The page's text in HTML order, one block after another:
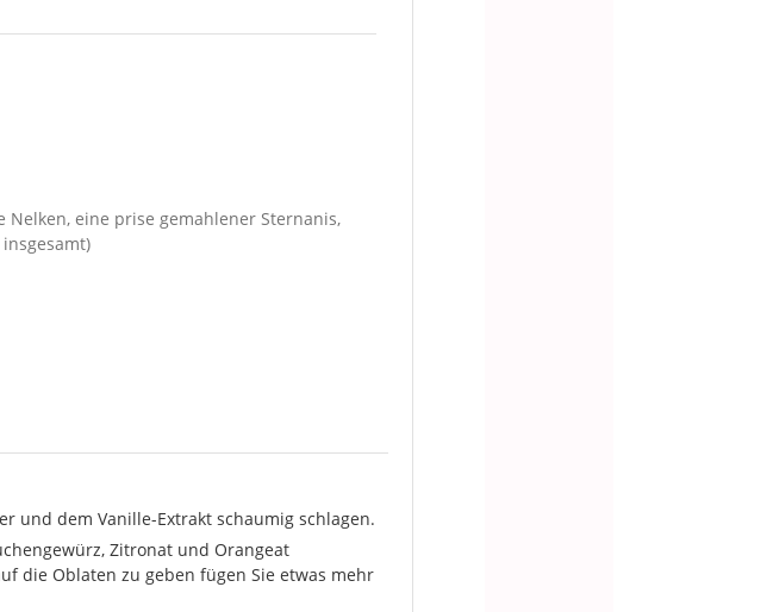
Nelken, eine prise gemahlener Sternanis,
und dem Vanille-Extrakt schaumig schlagen.
Zitronat und Orangeat
die Oblaten zu geben fügen Sie etwas mehr